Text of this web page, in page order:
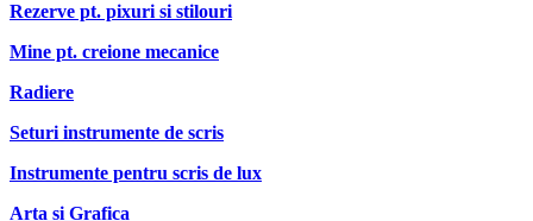
Rezerve pt. pixuri si stilouri
Mine pt. creione mecanice
Radiere
Seturi instrumente de scris
Instrumente pentru scris de lux
Arta si Grafica